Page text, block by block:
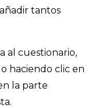
tantos
al cuestionario,
haciendo clic en
la parte